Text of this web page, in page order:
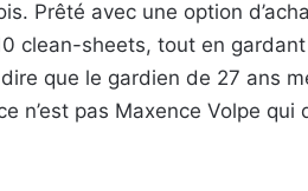
Prêté avec une option
clean-sheets, tout en
que le gardien de 27 ans
n’est pas Maxence Volpe qui